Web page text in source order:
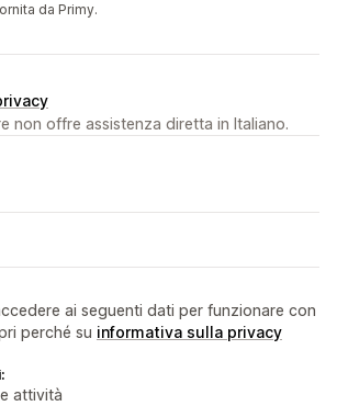
da Primy.
non offre assistenza diretta in Italiano.
ai seguenti dati per funzionare con
perché su informativa sulla privacy
attività